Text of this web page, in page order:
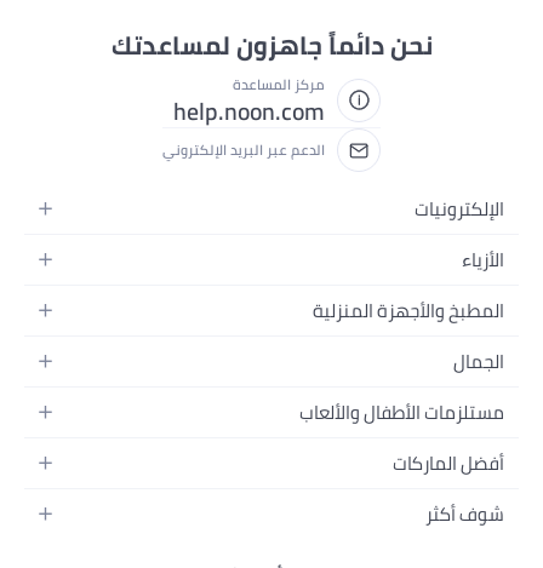
نحن دائماً جاهزون لمساعدتك
مركز المساعدة
help.noon.com
الدعم عبر البريد الإلكتروني
الإلكترونيات
الجوالات
اللابتوبات
الأجهزة المنزلية
التلفزيونات
السماعات
ألعاب القيمنق
الأزياء
أزياء نسائية
أزياء البنات
أزياء الأولاد
المجوهرات
حقائب نسائية
المطبخ والأجهزة المنزلية
الحمام
المطبخ والسفرة
أدوات وتحسين المنزل
الأثاث
الجمال
العطور
العناية بالشعر
العناية بالبشرة
مستلزمات الأطفال والألعاب
الحفاضات
الرضاعة والتغذية
أفضل الماركات
سامسونج
شوف أكثر